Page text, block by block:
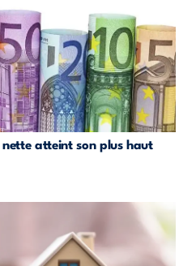
nette atteint son plus haut